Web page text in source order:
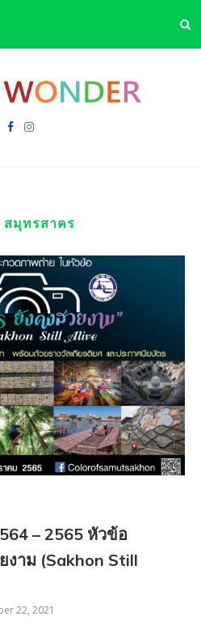
สมุทรสาคร
– 2565 หัวข้อ
งาม (Sakhon Still
22, 2021